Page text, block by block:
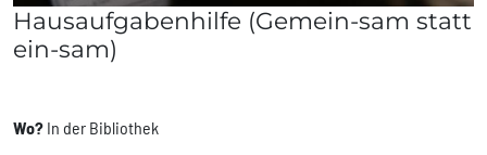
Hausaufgabenhilfe (Gemein-sam statt
ein-sam)
Wo? In der Bibliothek